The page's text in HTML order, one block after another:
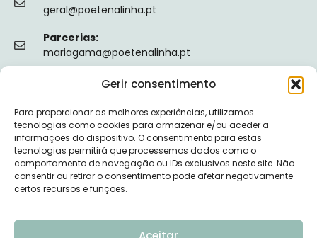
Gerir consentimento
Para proporcionar as melhores experiências, utilizamos
tecnologias como cookies para armazenar e/ou aceder a
informações do dispositivo. O consentimento para estas
tecnologias permitirá que processemos dados como o
comportamento de navegação ou IDs exclusivos neste site. Não
consentir ou retirar o consentimento pode afetar negativamente
certos recursos e funções.
geral@poetenalinha.pt
Parcerias:
mariagama@poetenalinha.pt
Política de privacidade
Termos e Condições
Livro de reclamações